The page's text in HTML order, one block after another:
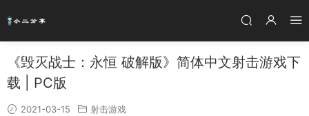
《毁灭战士：永恒 破解版》简体中文射击游戏下
载 | PC版
2021-03-15 射击游戏